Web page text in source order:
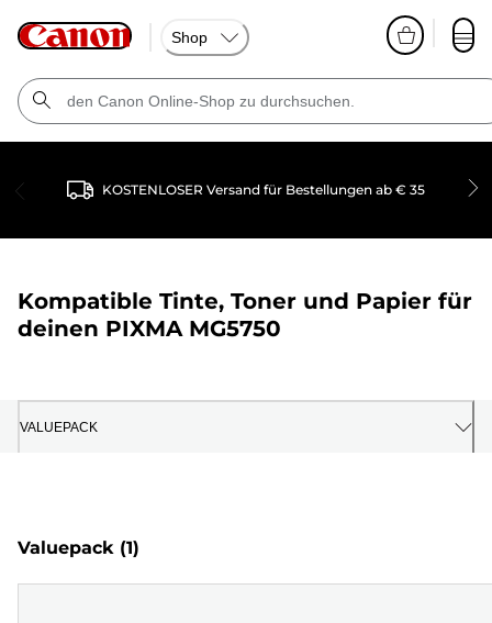
Shop
KOSTENLOSER Versand für Bestellungen ab € 35
Kompatible Tinte, Toner und Papier für
deinen PIXMA MG5750
VALUEPACK
Valuepack (1)